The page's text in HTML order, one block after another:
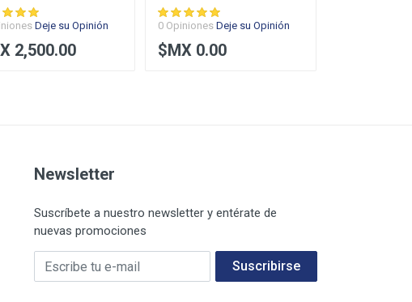
Deje su Opinión
2,500.00
0 Opiniones Deje su Opinión
$MX 0.00
Newsletter
Suscríbete a nuestro newsletter y entérate de
nuevas promociones
Su E-mail Suscribirse